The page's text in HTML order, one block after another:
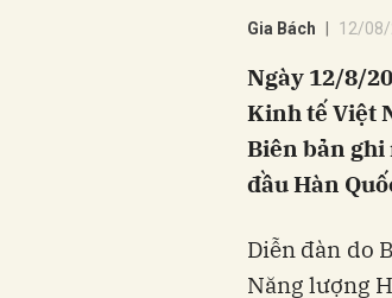
Gia Bách 12/08/
Ngày 12/8/
Kinh tế Việt
Biên bản ghi
đầu Hàn
Diễn đàn do
Năng lượng